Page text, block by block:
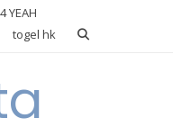
YEAH
togel hk